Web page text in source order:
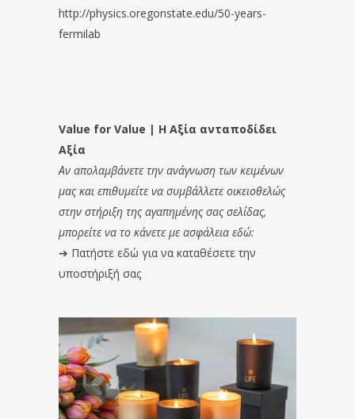
http://physics.oregonstate.edu/50-years-
fermilab
Value for Value | Η Αξία ανταποδίδει
Αξία
Αν απολαμβάνετε την ανάγνωση των κειμένων
μας και επιθυμείτε να συμβάλλετε οικειοθελώς
στην στήριξη της αγαπημένης σας σελίδας,
μπορείτε να το κάνετε με ασφάλεια εδώ:
➔ Πατήστε εδώ για να καταθέσετε την
υποστήριξή σας